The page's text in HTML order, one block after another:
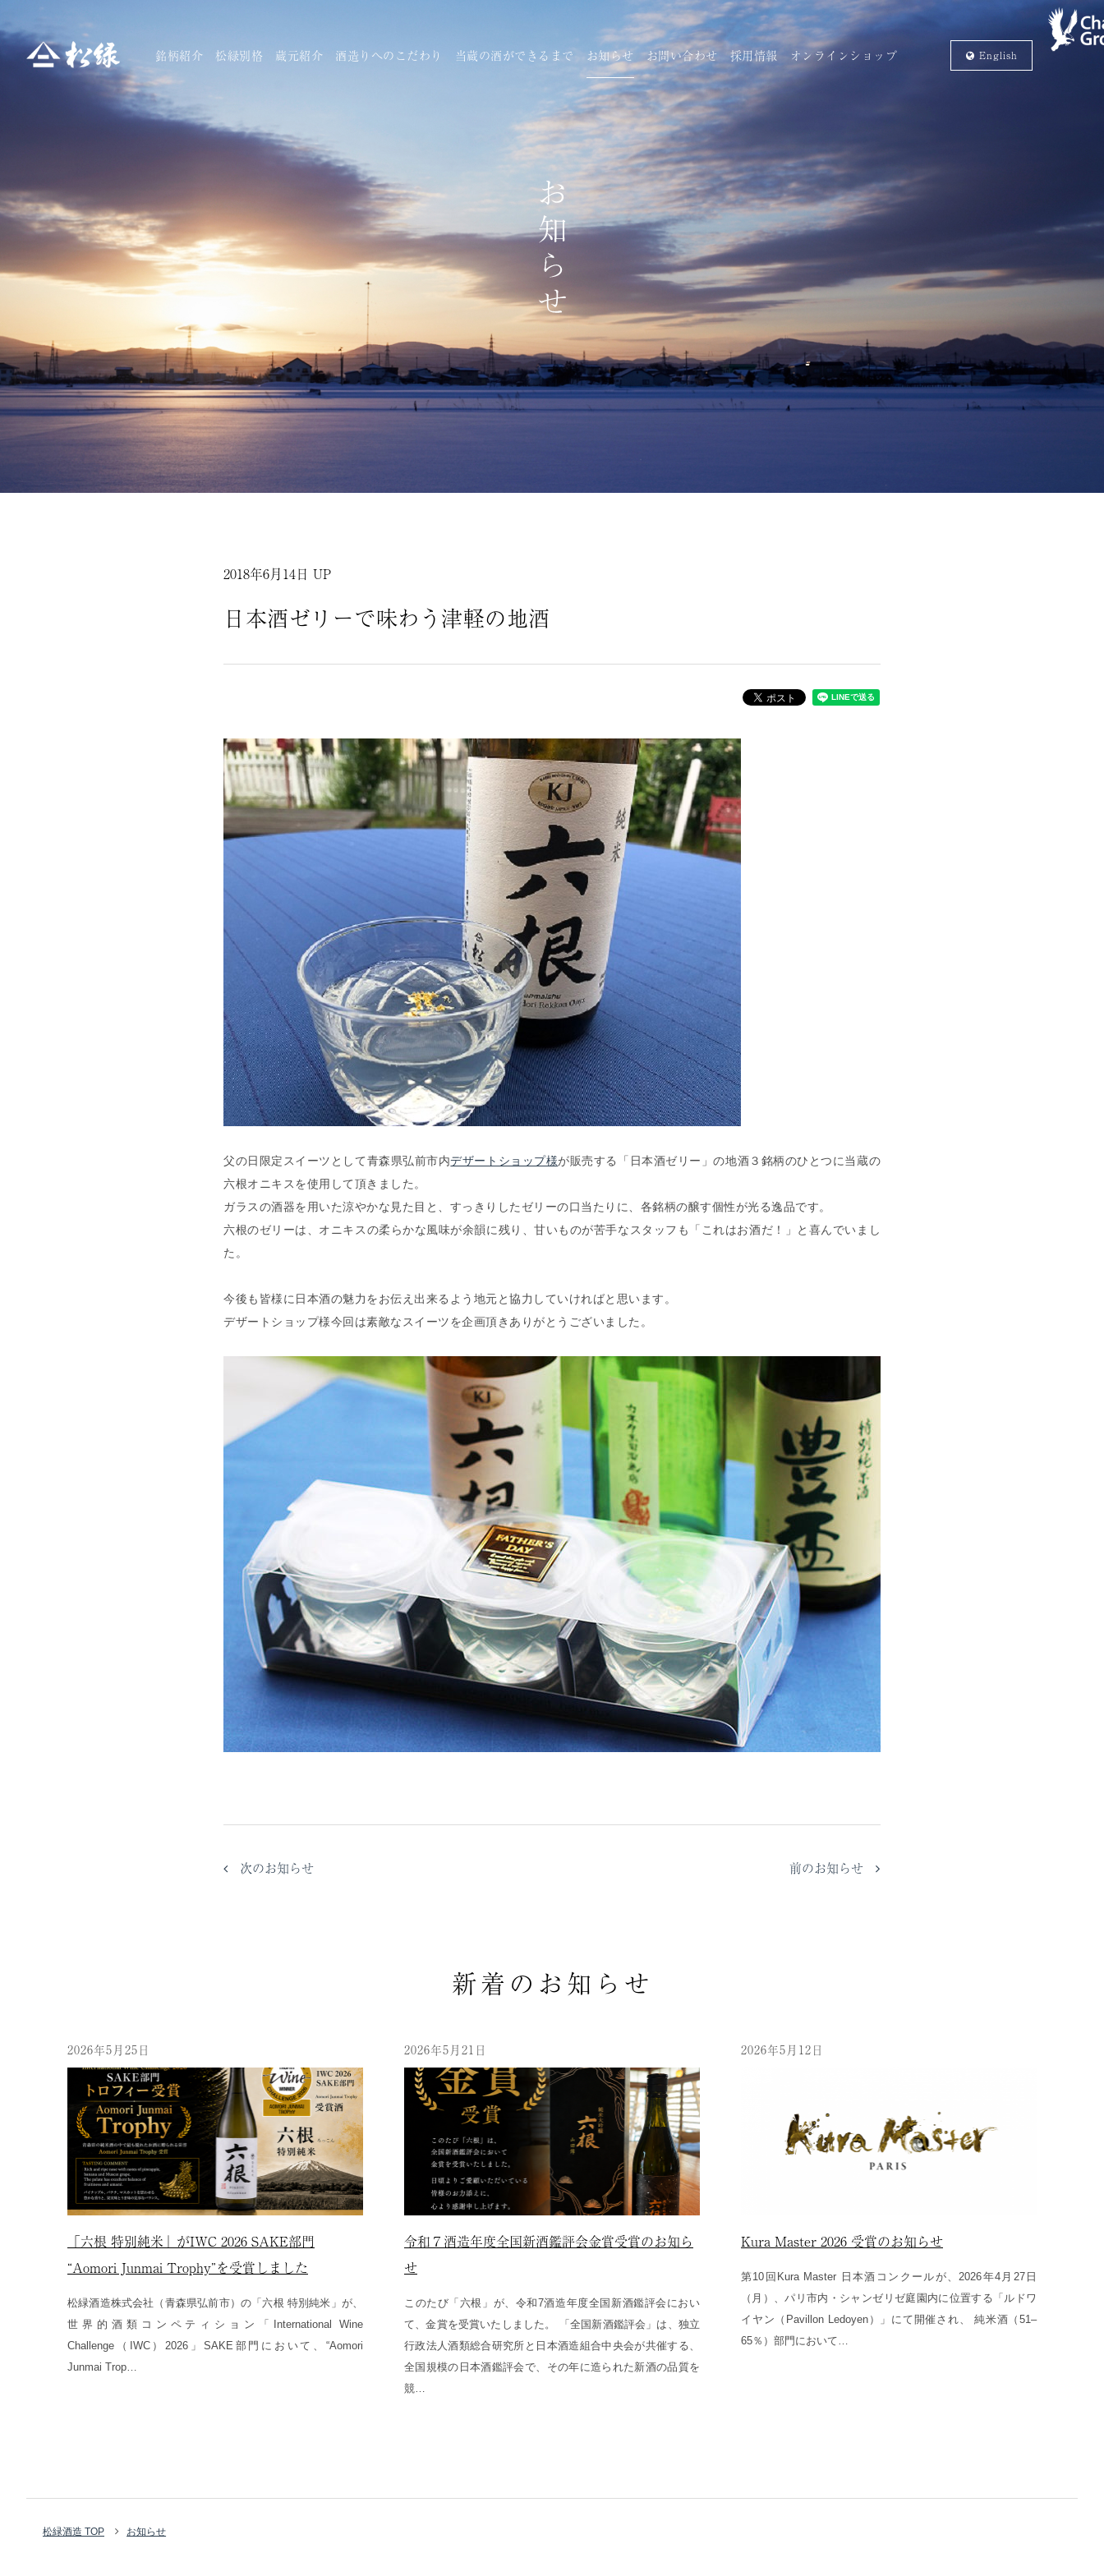
銘柄紹介 松緑別格 蔵元紹介 酒造りへのこだわり 当蔵の酒ができるまで お知らせ お問い合わせ 採用情報 オンラインショップ English
2018年6月14日 UP
日本酒ゼリーで味わう津軽の地酒
父の日限定スイーツとして青森県弘前市内デザートショップ様が販売する「日本酒ゼリー」の地酒３銘柄のひとつに当蔵の
六根オニキスを使用して頂きました。
ガラスの酒器を用いた涼やかな見た目と、すっきりしたゼリーの口当たりに、各銘柄の醸す個性が光る逸品です。
六根のゼリーは、オニキスの柔らかな風味が余韻に残り、甘いものが苦手なスタッフも「これはお酒だ！」と喜んでいまし
た。
今後も皆様に日本酒の魅力をお伝え出来るよう地元と協力していければと思います。
デザートショップ様今回は素敵なスイーツを企画頂きありがとうございました。
次のお知らせ 前のお知らせ
新着のお知らせ
2026年5月25日
「六根 特別純米」がIWC 2026 SAKE部門
“Aomori Junmai Trophy”を受賞しました
松緑酒造株式会社（青森県弘前市）の「六根 特別純米」が、
世界的酒類コンペティション「International Wine
Challenge（IWC）2026」SAKE部門において、“Aomori
Junmai Trop…
2026年5月21日
令和７酒造年度全国新酒鑑評会金賞受賞のお知ら
せ
このたび「六根」が、令和7酒造年度全国新酒鑑評会におい
て、金賞を受賞いたしました。 「全国新酒鑑評会」は、独立
行政法人酒類総合研究所と日本酒造組合中央会が共催する、
全国規模の日本酒鑑評会で、その年に造られた新酒の品質を
競…
2026年5月12日
Kura Master 2026 受賞のお知らせ
第10回Kura Master 日本酒コンクールが、2026年4月27日
（月）、パリ市内・シャンゼリゼ庭園内に位置する「ルドワ
イヤン（Pavillon Ledoyen）」にて開催され、 純米酒（51–
65％）部門において…
松緑酒造 TOP お知らせ